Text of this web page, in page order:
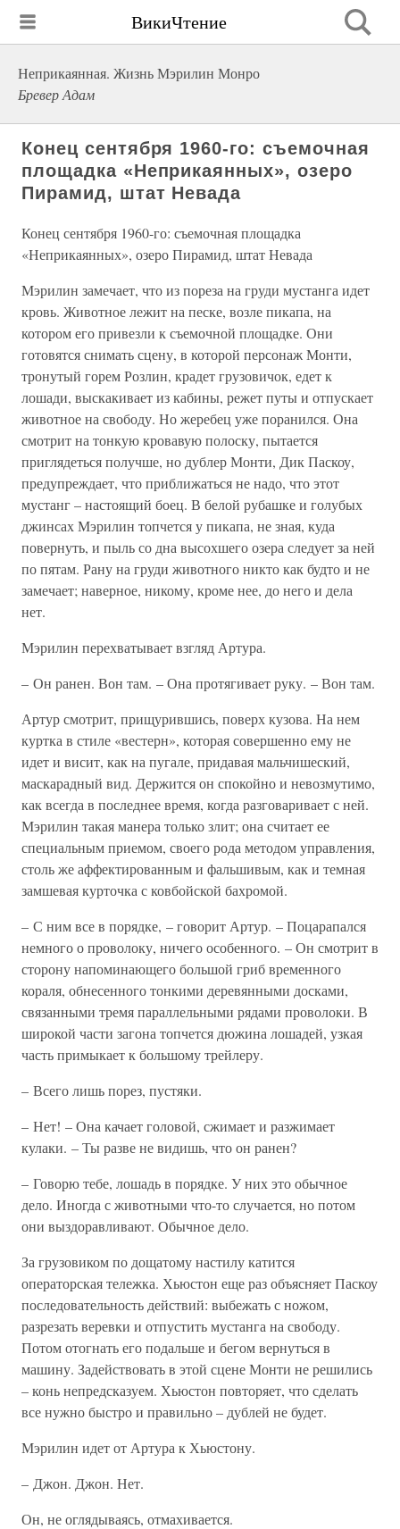
ВикиЧтение
Неприкаянная. Жизнь Мэрилин Монро
Бревер Адам
Конец сентября 1960-го: съемочная
площадка «Неприкаянных», озеро
Пирамид, штат Невада
Конец сентября 1960-го: съемочная площадка
«Неприкаянных», озеро Пирамид, штат Невада
Мэрилин замечает, что из пореза на груди мустанга идет
кровь. Животное лежит на песке, возле пикапа, на
котором его привезли к съемочной площадке. Они
готовятся снимать сцену, в которой персонаж Монти,
тронутый горем Розлин, крадет грузовичок, едет к
лошади, выскакивает из кабины, режет путы и отпускает
животное на свободу. Но жеребец уже поранился. Она
смотрит на тонкую кровавую полоску, пытается
приглядеться получше, но дублер Монти, Дик Паскоу,
предупреждает, что приближаться не надо, что этот
мустанг – настоящий боец. В белой рубашке и голубых
джинсах Мэрилин топчется у пикапа, не зная, куда
повернуть, и пыль со дна высохшего озера следует за ней
по пятам. Рану на груди животного никто как будто и не
замечает; наверное, никому, кроме нее, до него и дела
нет.
Мэрилин перехватывает взгляд Артура.
– Он ранен. Вон там. – Она протягивает руку. – Вон там.
Артур смотрит, прищурившись, поверх кузова. На нем
куртка в стиле «вестерн», которая совершенно ему не
идет и висит, как на пугале, придавая мальчишеский,
маскарадный вид. Держится он спокойно и невозмутимо,
как всегда в последнее время, когда разговаривает с ней.
Мэрилин такая манера только злит; она считает ее
специальным приемом, своего рода методом управления,
столь же аффектированным и фальшивым, как и темная
замшевая курточка с ковбойской бахромой.
– С ним все в порядке, – говорит Артур. – Поцарапался
немного о проволоку, ничего особенного. – Он смотрит в
сторону напоминающего большой гриб временного
кораля, обнесенного тонкими деревянными досками,
связанными тремя параллельными рядами проволоки. В
широкой части загона топчется дюжина лошадей, узкая
часть примыкает к большому трейлеру.
– Всего лишь порез, пустяки.
– Нет! – Она качает головой, сжимает и разжимает
кулаки. – Ты разве не видишь, что он ранен?
– Говорю тебе, лошадь в порядке. У них это обычное
дело. Иногда с животными что-то случается, но потом
они выздоравливают. Обычное дело.
За грузовиком по дощатому настилу катится
операторская тележка. Хьюстон еще раз объясняет Паскоу
последовательность действий: выбежать с ножом,
разрезать веревки и отпустить мустанга на свободу.
Потом отогнать его подальше и бегом вернуться в
машину. Задействовать в этой сцене Монти не решились
– конь непредсказуем. Хьюстон повторяет, что сделать
все нужно быстро и правильно – дублей не будет.
Мэрилин идет от Артура к Хьюстону.
– Джон. Джон. Нет.
Он, не оглядываясь, отмахивается.